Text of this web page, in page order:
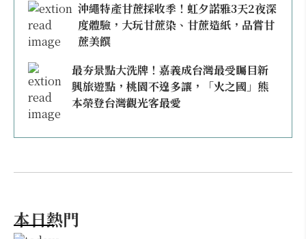
沖繩特產甘蔗採收季！虹夕諾雅3天2夜深
度體驗，大玩甘蔗染、甘蔗造紙，品嘗甘
蔗美饌
最夯景點大洗牌！嘉義成台灣最受矚目新
興旅遊點，桃園不遑多讓，「火之國」熊
本榮登台灣觀光客最愛
本日熱門